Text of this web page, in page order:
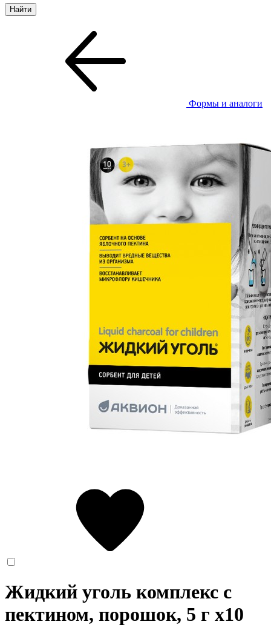
Формы и аналоги
Жидкий уголь комплекс с
пектином, порошок, 5 г x10